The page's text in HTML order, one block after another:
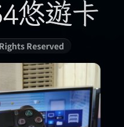
悠遊卡
Reserved